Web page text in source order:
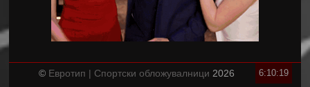
Арсенал плаќа скоро 90 милиони евра за
Бруно Гимараеш
6:10:20
© Евротип | Спортски обложувалници 2026